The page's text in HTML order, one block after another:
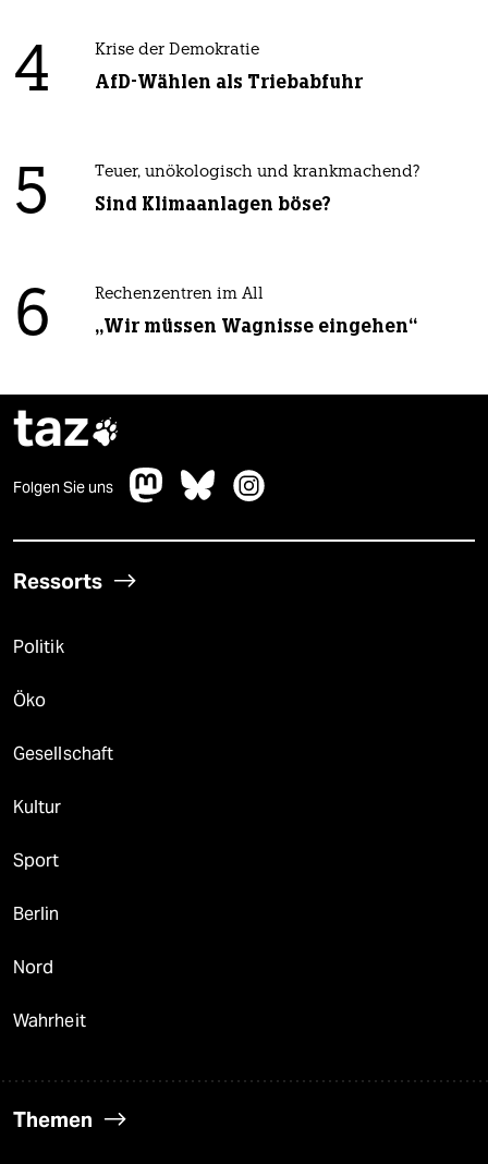
4 Krise der Demokratie
AfD-Wählen als Triebabfuhr
5 Teuer, unökologisch und krankmachend?
Sind Klimaanlagen böse?
6 Rechenzentren im All
„Wir müssen Wagnisse eingehen“
taz
Folgen Sie uns
Ressorts
Politik
Öko
Gesellschaft
Kultur
Sport
Berlin
Nord
Wahrheit
Themen